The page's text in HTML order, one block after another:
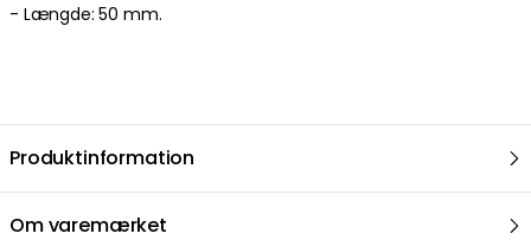
- Længde: 50 mm.
Produktinformation
Om varemærket